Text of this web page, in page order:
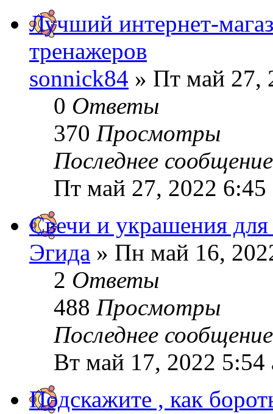
Лучший интернет-
тренажеров
sonnick84 » Пт май 27,
0 Ответы
370 Просмотры
Последнее
Пт май 27, 2022 6:45
Свечи и украшения для
Эгида » Пн май 16,
2 Ответы
488 Просмотры
Последнее
Вт май 17, 2022 5:54
Подскажите , как